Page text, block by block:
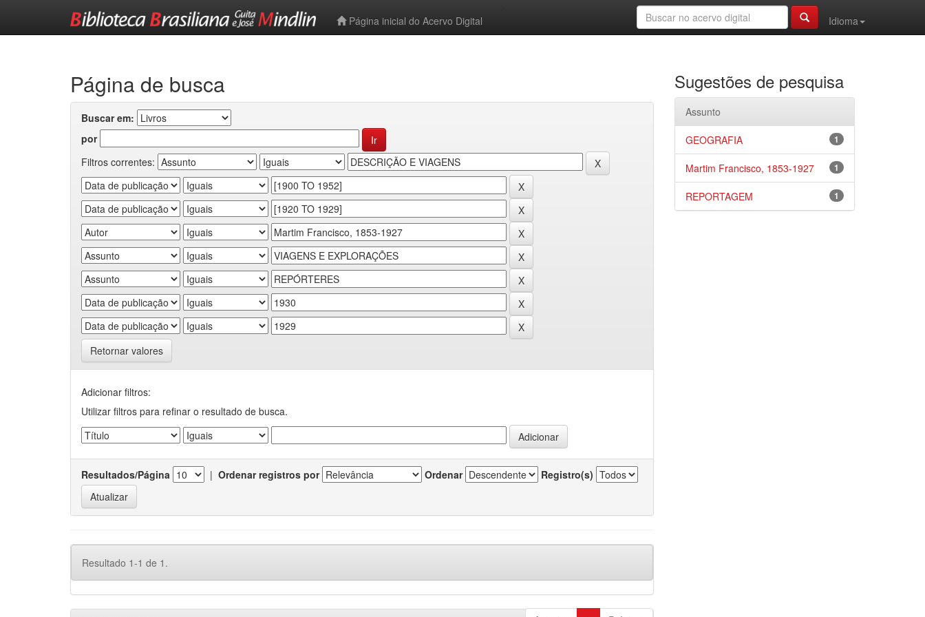
Página inicial do Acervo Digital
Idioma
Página de busca
Buscar em:
por
Filtros correntes:
Retornar valores
Adicionar filtros:
Utilizar filtros para refinar o resultado de busca.
Resultados/Página | Ordenar registros por Ordenar Registro(s)
Resultado 1-1 de 1.
Sugestões de pesquisa
Assunto
1
GEOGRAFIA
1
Martim Francisco, 1853-1927
1
REPORTAGEM